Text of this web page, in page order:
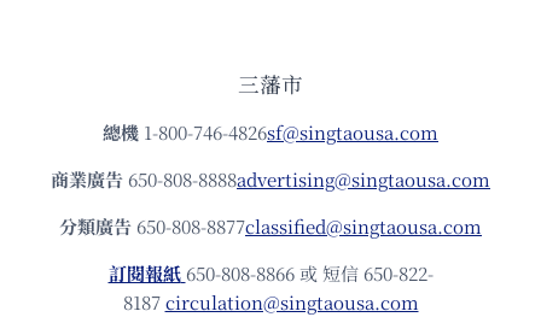
三藩市
總機 1-800-746-4826sf@singtaousa.com
商業廣告 650-808-8888advertising@singtaousa.com
分類廣告 650-808-8877classified@singtaousa.com
訂閱報紙 650-808-8866 或 短信 650-822-
8187circulation@singtaousa.com